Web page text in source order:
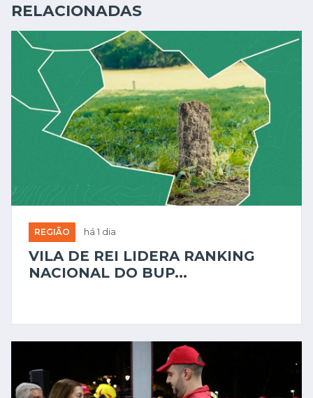
RELACIONADAS
REGIÃO há 1 dia
VILA DE REI LIDERA RANKING
NACIONAL DO BUP...